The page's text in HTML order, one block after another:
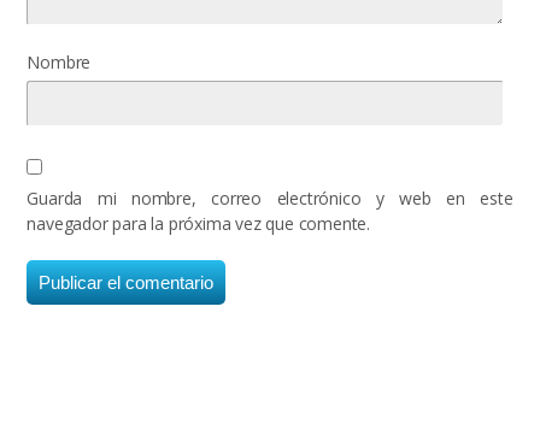
Nombre
Guarda mi nombre, correo electrónico y web en este
navegador para la próxima vez que comente.